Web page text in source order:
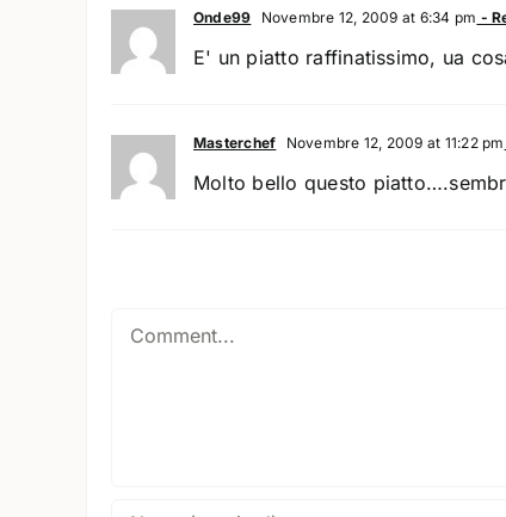
Onde99 Novembre 12, 2009 at 6:34 pm -
E' un piatto raffinatissimo, ua
Masterchef Novembre 12, 2009 at 11:22 pm
Molto bello questo